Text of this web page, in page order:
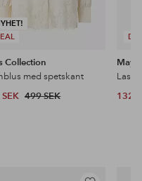
Collection
med spetskant
499 SEK 132